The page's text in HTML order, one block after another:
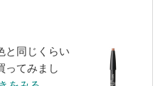
と同じくらい
ってみまし